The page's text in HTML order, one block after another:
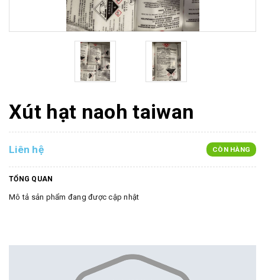
Xút hạt naoh taiwan
Liên hệ CÒN HÀNG
TỔNG QUAN
Mô tả sản phẩm đang được cập nhật